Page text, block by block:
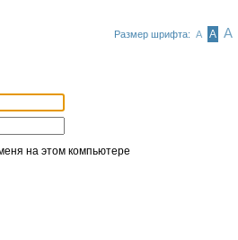
Размер шрифта: А А А
на этом компьютере